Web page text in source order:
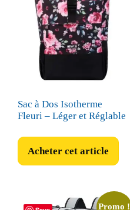
Sac à Dos Isotherme
Fleuri – Léger et Réglable
Acheter cet article
Promo !